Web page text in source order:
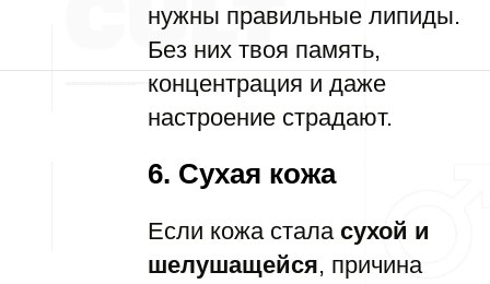
нужны правильные липиды.
Без них твоя память,
концентрация и даже
настроение страдают.
6. Сухая кожа
Если кожа стала сухой и
шелушащейся, причина